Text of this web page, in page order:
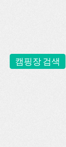
캠핑장 검색